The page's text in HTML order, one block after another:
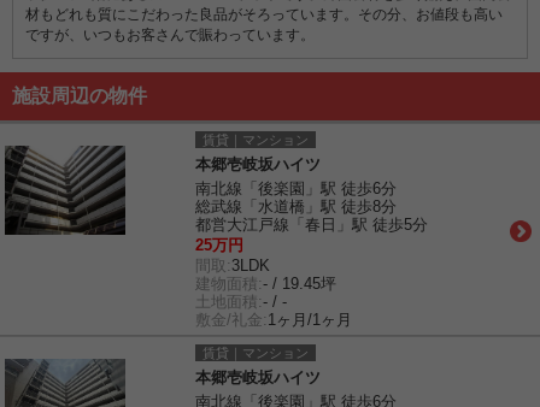
材もどれも質にこだわった良品がそろっています。その分、お値段も高い
ですが、いつもお客さんで賑わっています。
施設周辺の物件
賃貸｜マンション
本郷壱岐坂ハイツ
南北線「後楽園」駅 徒歩6分
総武線「水道橋」駅 徒歩8分
都営大江戸線「春日」駅 徒歩5分
25万円
間取: 3LDK
建物面積:- / 19.45坪
土地面積:- / -
敷金/礼金: 1ヶ月/1ヶ月
賃貸｜マンション
本郷壱岐坂ハイツ
南北線「後楽園」駅 徒歩6分